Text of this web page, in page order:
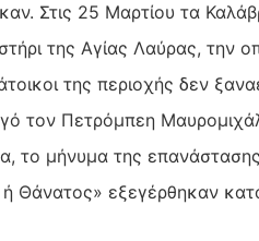
Στις 25 Μαρτίου τα
της Αγίας Λαύρας, την
της περιοχής δεν
τον Πετρόμπεη
το μήνυμα της
Θάνατος» εξεγέρθηκαν